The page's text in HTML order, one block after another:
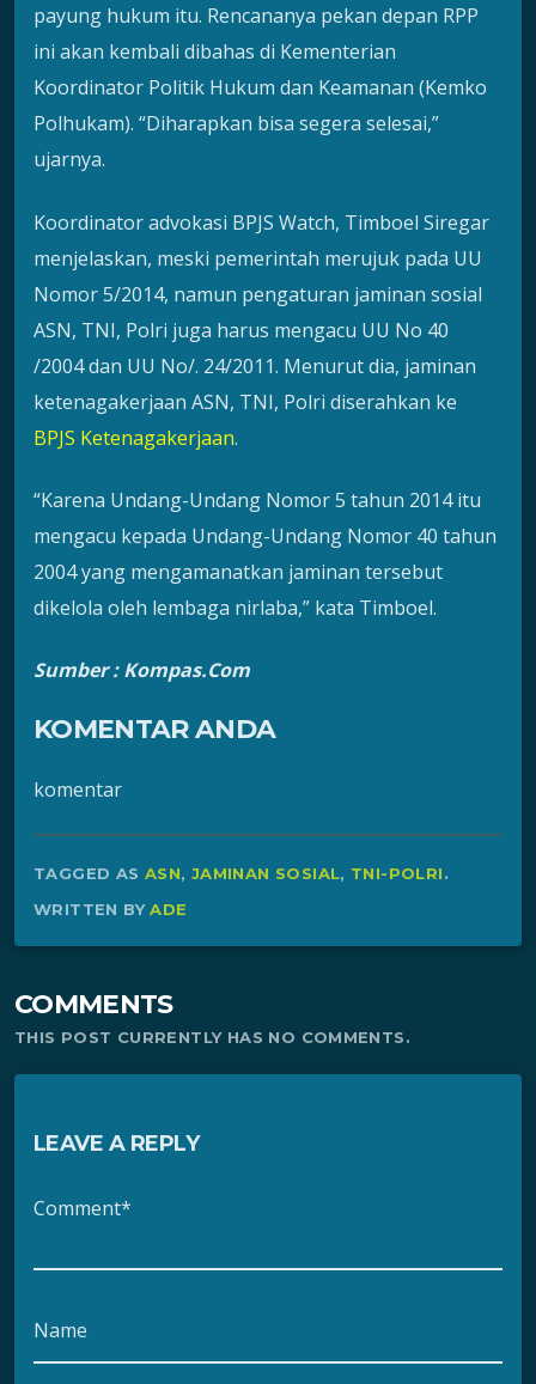
payung hukum itu. Rencananya pekan depan RPP
ini akan kembali dibahas di Kementerian
Koordinator Politik Hukum dan Keamanan (Kemko
Polhukam). “Diharapkan bisa segera selesai,”
ujarnya.
Koordinator advokasi BPJS Watch, Timboel Siregar
menjelaskan, meski pemerintah merujuk pada UU
Nomor 5/2014, namun pengaturan jaminan sosial
ASN, TNI, Polri juga harus mengacu UU No 40
/2004 dan UU No/. 24/2011. Menurut dia, jaminan
ketenagakerjaan ASN, TNI, Polri diserahkan ke
BPJS Ketenagakerjaan.
“Karena Undang-Undang Nomor 5 tahun 2014 itu
mengacu kepada Undang-Undang Nomor 40 tahun
2004 yang mengamanatkan jaminan tersebut
dikelola oleh lembaga nirlaba,” kata Timboel.
Sumber : Kompas.Com
KOMENTAR ANDA
komentar
TAGGED AS ASN, JAMINAN SOSIAL, TNI-POLRI.
WRITTEN BYADE
COMMENTS
THIS POST CURRENTLY HAS NO COMMENTS.
LEAVE A REPLY
Comment*
Name